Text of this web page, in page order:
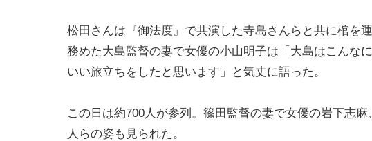
松田さんは『御法度』で共演した寺島さんらと共に棺を
務めた大島監督の妻で女優の小山明子は「大島はこんな
いい旅立ちをしたと思います」と気丈に語った。
この日は約700人が参列。篠田監督の妻で女優の岩下志
人らの姿も見られた。